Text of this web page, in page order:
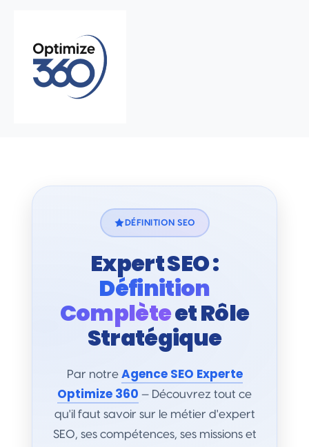
DÉFINITION SEO
Expert SEO :
Définition
Complèteet Rôle
Stratégique
Par notre Agence SEO Experte
Optimize 360 — Découvrez tout ce
qu'il faut savoir sur le métier d'expert
SEO, ses compétences, ses missions et